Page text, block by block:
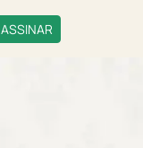
ASSINAR